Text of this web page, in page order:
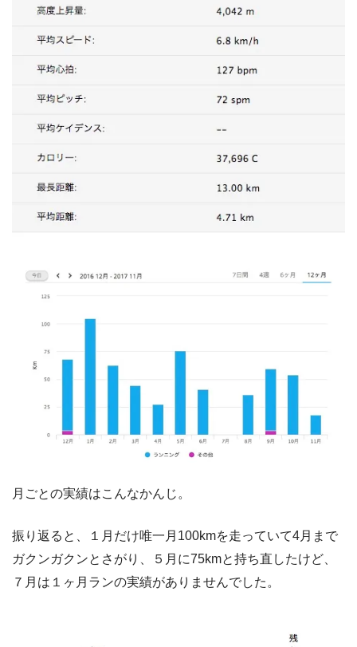
月ごとの実績はこんなかんじ。
振り返ると、１月だけ唯一月100kmを走っていて4月まで
ガクンガクンとさがり、５月に75kmと持ち直したけど、
７月は１ヶ月ランの実績がありませんでした。